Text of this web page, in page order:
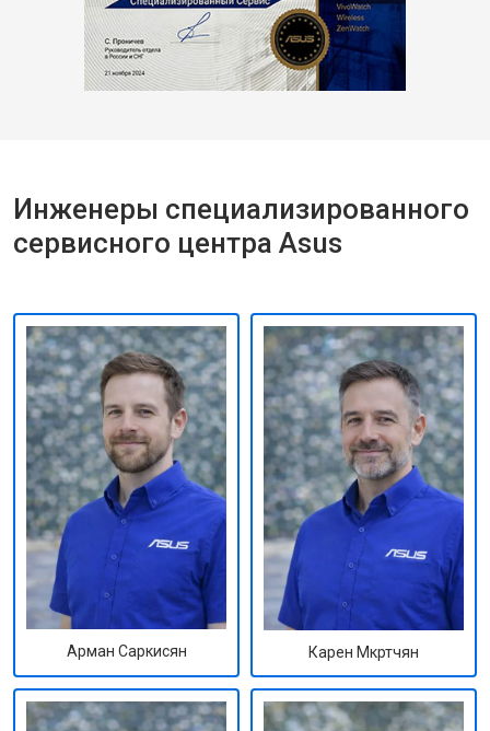
Инженеры специализированного
сервисного центра Asus
Арман Саркисян Карен Мкртчян